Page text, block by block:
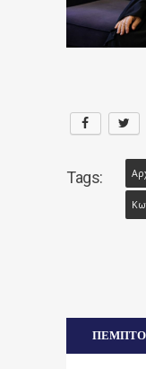
Tags: